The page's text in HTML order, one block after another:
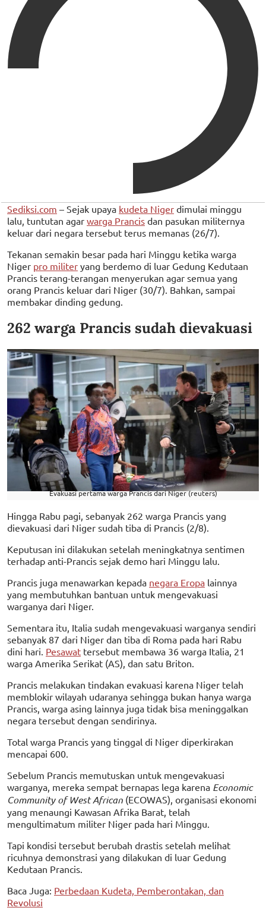
Sediksi.com – Sejak upaya kudeta Niger dimulai minggu
lalu, tuntutan agar warga Prancis dan pasukan militernya
keluar dari negara tersebut terus memanas (26/7).
Tekanan semakin besar pada hari Minggu ketika warga
Niger pro militer yang berdemo di luar Gedung Kedutaan
Prancis terang-terangan menyerukan agar semua yang
orang Prancis keluar dari Niger (30/7). Bahkan, sampai
membakar dinding gedung.
262 warga Prancis sudah dievakuasi
Evakuasi pertama warga Prancis dari Niger (reuters)
Hingga Rabu pagi, sebanyak 262 warga Prancis yang
dievakuasi dari Niger sudah tiba di Prancis (2/8).
Keputusan ini dilakukan setelah meningkatnya sentimen
terhadap anti-Prancis sejak demo hari Minggu lalu.
Prancis juga menawarkan kepada negara Eropa lainnya
yang membutuhkan bantuan untuk mengevakuasi
warganya dari Niger.
Sementara itu, Italia sudah mengevakuasi warganya sendiri
sebanyak 87 dari Niger dan tiba di Roma pada hari Rabu
dini hari. Pesawat tersebut membawa 36 warga Italia, 21
warga Amerika Serikat (AS), dan satu Briton.
Prancis melakukan tindakan evakuasi karena Niger telah
memblokir wilayah udaranya sehingga bukan hanya warga
Prancis, warga asing lainnya juga tidak bisa meninggalkan
negara tersebut dengan sendirinya.
Total warga Prancis yang tinggal di Niger diperkirakan
mencapai 600.
Sebelum Prancis memutuskan untuk mengevakuasi
warganya, mereka sempat bernapas lega karena Economic
Community of West African (ECOWAS), organisasi ekonomi
yang menaungi Kawasan Afrika Barat, telah
mengultimatum militer Niger pada hari Minggu.
Tapi kondisi tersebut berubah drastis setelah melihat
ricuhnya demonstrasi yang dilakukan di luar Gedung
Kedutaan Prancis.
Baca Juga: Perbedaan Kudeta, Pemberontakan, dan
Revolusi